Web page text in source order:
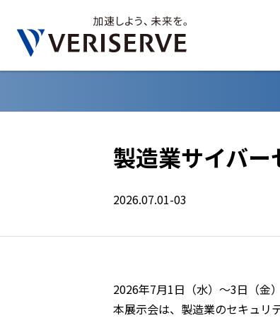
製造業サイバー
2026.07.01-03
2026年7月1日（水）～3日（金
本展示会は、製造業のセキュリ